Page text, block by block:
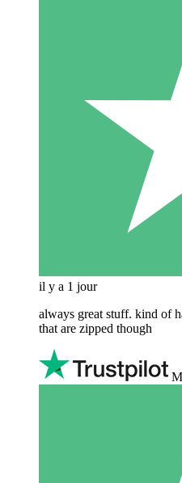
il y a 1 jour
always great stuff. kind of
that are zipped though